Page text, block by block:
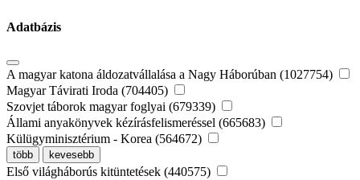
Adatbázis
A magyar katona áldozatvállalása a Nagy Háborúban (1027754)
Magyar Távirati Iroda (704405)
Szovjet táborok magyar foglyai (679339)
Állami anyakönyvek kézírásfelismeréssel (665683)
Külügyminisztérium - Korea (564672)
több kevesebb
Első világháborús kitüntetések (440575)